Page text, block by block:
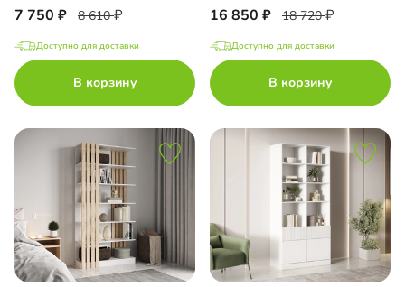
7 750 8 610
Доступно для доставки
В корзину
16 850 18 720
Доступно для доставки
В корзину